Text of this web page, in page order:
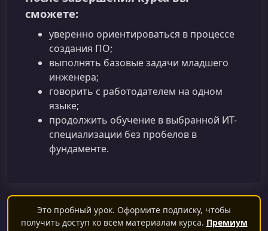
сможете:
уверенно ориентироваться в процессе
создания ПО;
выполнять базовые задачи младшего
инженера;
говорить с работодателем на одном
языке;
продолжить обучение в выбранной ИТ-
специализации без пробелов в
фундаменте.
Это пробный урок. Оформите подписку, чтобы
получить доступ ко всем материалам курса. Премиум